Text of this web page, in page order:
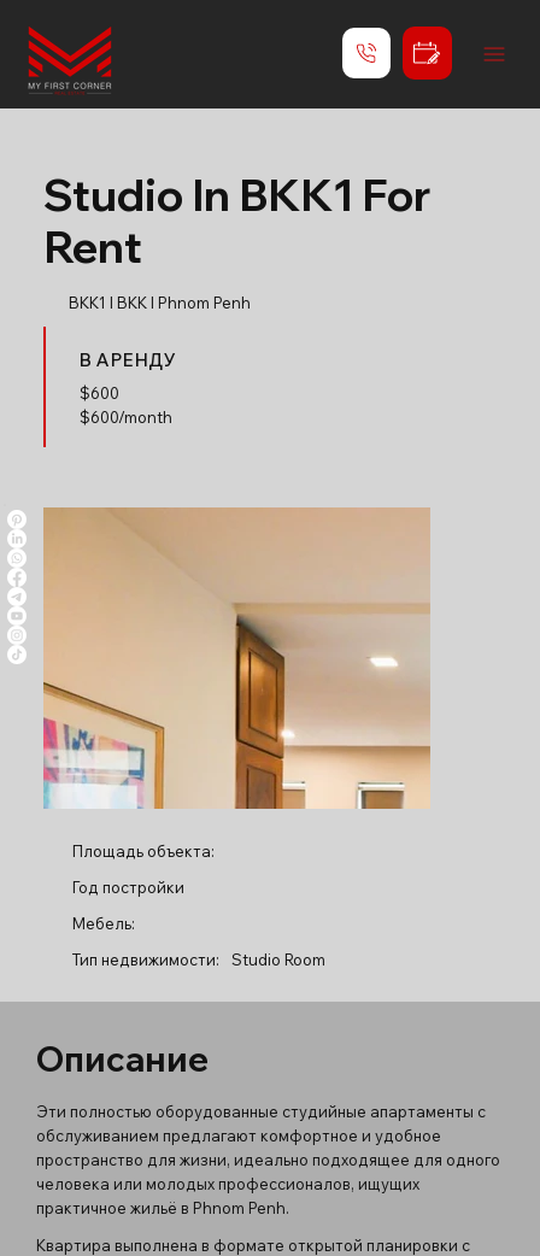
Studio In BKK1 For
Rent
BKK1 l BKK l Phnom Penh
В АРЕНДУ
$600
$600/month
Площадь объекта:
Год постройки
Мебель:
Тип недвижимости:
Studio Room
Описание
Эти полностью оборудованные студийные апартаменты с
обслуживанием предлагают комфортное и удобное
пространство для жизни, идеально подходящее для одного
человека или молодых профессионалов, ищущих
практичное жильё в Phnom Penh.
Квартира выполнена в формате открытой планировки с